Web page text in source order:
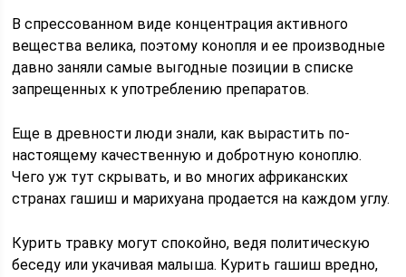
В спрессованном виде концентрация активного
вещества велика, поэтому конопля и ее производные
давно заняли самые выгодные позиции в списке
запрещенных к употреблению препаратов.
Еще в древности люди знали, как вырастить по-
настоящему качественную и добротную коноплю.
Чего уж тут скрывать, и во многих африканских
странах гашиш и марихуана продается на каждом углу.
Курить травку могут спокойно, ведя политическую
беседу или укачивая малыша. Курить гашиш вредно,